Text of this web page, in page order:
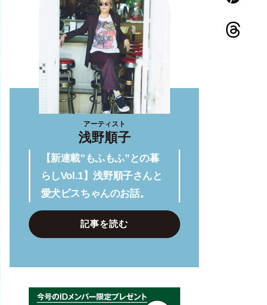
アーティスト
浅野順子
【新連載”もふもふ”との暮
らしVol.1】浅野順子さんと
愛犬ビスちゃんのお話。
記事を読む